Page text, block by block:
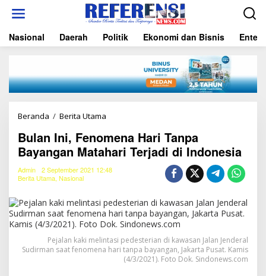
t
Nasional Daerah Politik Ekonomi dan Bisnis
Beranda / Berita Utama
l
a
n
I
,
F
e
o
m
Bulan Ini, Fenomena Hari Tanpa
Bayangan Matahari Terjadi di Indonesia
Admin
2 September 2021 12:48
Berita Utama, Nasional
Pejalan kaki melintasi pedesterian di kawasan Jalan Jenderal
Sudirman saat fenomena hari tanpa bayangan, Jakarta Pusat. Kamis
(4/3/2021). Foto Dok. Sindonews.com